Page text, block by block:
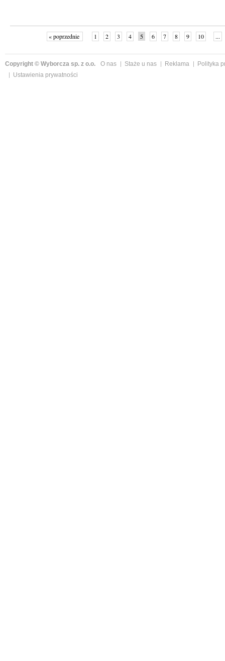
« poprzednie 1 2 3 4 5 6 7 8 9 10 ...
Copyright © Wyborcza sp. z o.o. O nas Staże u nas Reklama
Polityka
Ustawienia prywatności